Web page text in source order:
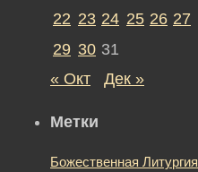
22 23 24 25 26 27
29 30 31
« Окт
Дек »
Метки
Божественная Литургия